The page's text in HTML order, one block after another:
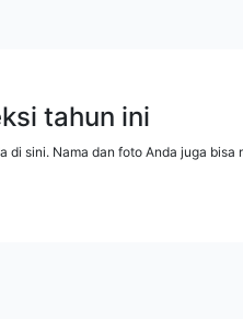
tahun ini
di sini. Nama dan foto Anda juga